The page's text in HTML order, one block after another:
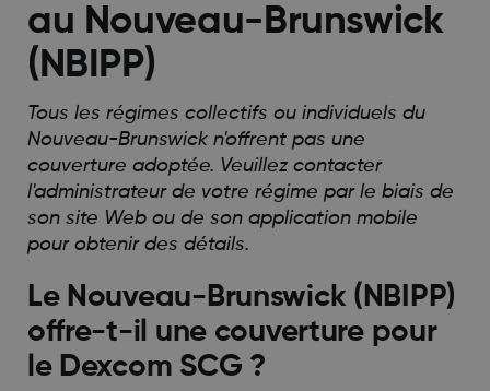
au Nouveau-Brunswick
(NBIPP)
Tous les régimes collectifs ou individuels du
Nouveau-Brunswick n'offrent pas une
couverture adoptée. Veuillez contacter
l'administrateur de votre régime par le biais de
son site Web ou de son application mobile
pour obtenir des détails.
Le Nouveau-Brunswick (NBIPP)
offre-t-il une couverture pour
le Dexcom SCG ?